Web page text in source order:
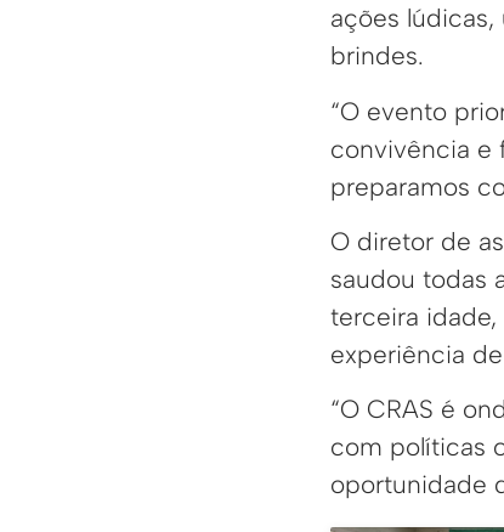
ações
brindes.
“O evento
convivência e
preparamos
O diretor de
saudou todas
terceira
experiência
“O CRAS é
com políticas
oportunidade